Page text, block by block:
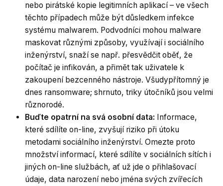
nebo pirátské kopie legitimních aplikací – ve všech
těchto případech může být důsledkem infekce
systému malwarem. Podvodníci mohou malware
maskovat různými způsoby, využívají i sociálního
inženýrství, snaží se např. přesvědčit oběť, že
počítač je infikován, a přimět tak uživatele k
zakoupení bezcenného nástroje. Všudypřítomný je
dnes ransomware; shrnuto, triky útočníků jsou velmi
různorodé.
Buďte opatrní na svá osobní data: Informace,
které sdílíte on-line, zvyšují riziko při útoku
metodami sociálního inženýrství. Omezte proto
množství informací, které sdílíte v sociálních sítích i
jiných on-line službách, ať už jde o přihlašovací
údaje, data narození nebo jména svých zvířecích